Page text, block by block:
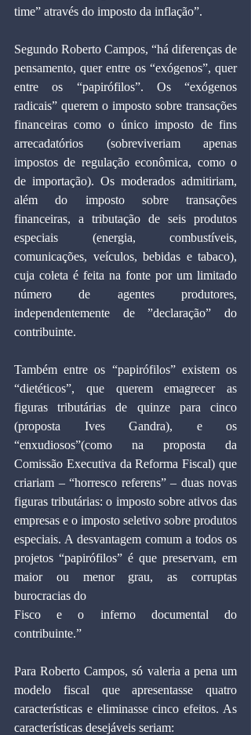
time” através do imposto da inflação”.
Segundo Roberto Campos, “há diferenças de
pensamento, quer entre os “exógenos”, quer
entre os “papirófilos”. Os “exógenos
radicais” querem o imposto sobre transações
financeiras como o único imposto de fins
arrecadatórios (sobreviveriam apenas
impostos de regulação econômica, como o
de importação). Os moderados admitiriam,
além do imposto sobre transações
financeiras, a tributação de seis produtos
especiais (energia, combustíveis,
comunicações, veículos, bebidas e tabaco),
cuja coleta é feita na fonte por um limitado
número de agentes produtores,
independentemente de ”declaração” do
contribuinte.
Também entre os “papirófilos” existem os
“dietéticos”, que querem emagrecer as
figuras tributárias de quinze para cinco
(proposta Ives Gandra), e os
“enxudiosos”(como na proposta da
Comissão Executiva da Reforma Fiscal) que
criariam – “horresco referens” – duas novas
figuras tributárias: o imposto sobre ativos das
empresas e o imposto seletivo sobre produtos
especiais. A desvantagem comum a todos os
projetos “papirófilos” é que preservam, em
maior ou menor grau, as corruptas
burocracias do
Fisco e o inferno documental do
contribuinte.”
Para Roberto Campos, só valeria a pena um
modelo fiscal que apresentasse quatro
características e eliminasse cinco efeitos. As
características desejáveis seriam: